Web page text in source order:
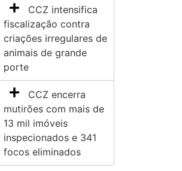
CCZ intensifica
fiscalização contra
criações irregulares de
animais de grande
porte
CCZ encerra
mutirões com mais de
13 mil imóveis
inspecionados e 341
focos eliminados